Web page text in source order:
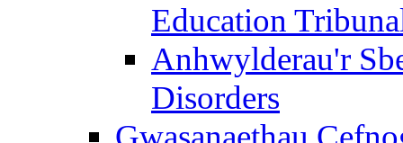
Education
Anhwylderau'r
Disorders